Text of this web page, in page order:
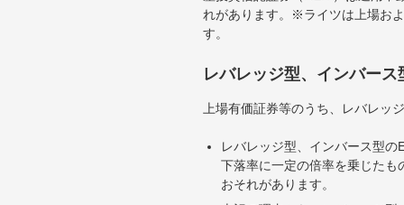
れがあります。※ライツは上場お
す。
レバレッジ型、インバー
上場有価証券等のうち、レバレ
レバレッジ型、インバース型
下落率に一定の倍率を乗じた
おそれがあります。